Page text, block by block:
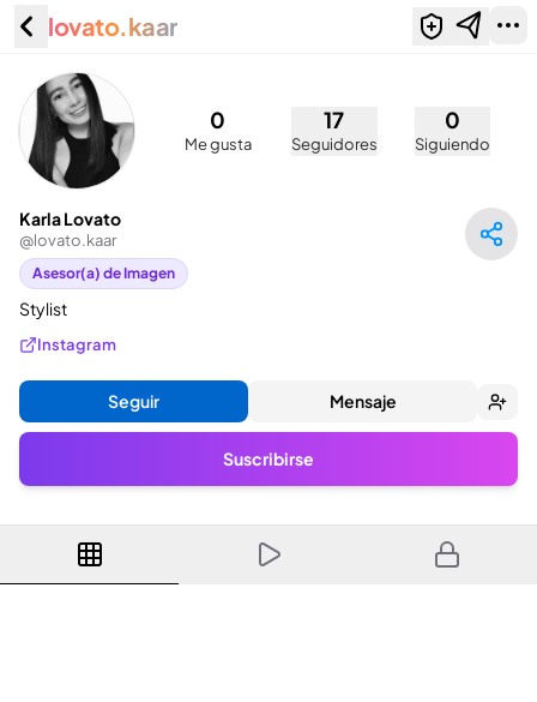
Karla Lovato (@lovato.kaar)
lovato.kaar
0
Me gusta
17
Seguidores
0
Siguiendo
Karla Lovato
@lovato.kaar
Asesor(a) de Imagen
Stylist
Instagram
Seguir Mensaje
Suscribirse